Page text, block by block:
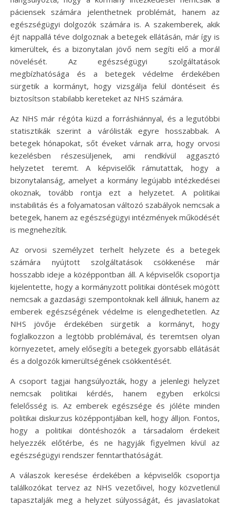
páciensek számára jelenthetnek problémát, hanem az
egészségügyi dolgozók számára is. A szakemberek, akik
éjt nappallá téve dolgoznak a betegek ellátásán, már így is
kimerültek, és a bizonytalan jövő nem segíti elő a morál
növelését. Az egészségügyi szolgáltatások
megbízhatósága és a betegek védelme érdekében
sürgetik a kormányt, hogy vizsgálja felül döntéseit és
biztosítson stabilabb kereteket az NHS számára.
Az NHS már régóta küzd a forráshiánnyal, és a legutóbbi
statisztikák szerint a várólisták egyre hosszabbak. A
betegek hónapokat, sőt éveket várnak arra, hogy orvosi
kezelésben részesüljenek, ami rendkívül aggasztó
helyzetet teremt. A képviselők rámutattak, hogy a
bizonytalanság, amelyet a kormány legújabb intézkedései
okoznak, tovább rontja ezt a helyzetet. A politikai
instabilitás és a folyamatosan változó szabályok nemcsak a
betegek, hanem az egészségügyi intézmények működését
is megnehezítik.
Az orvosi személyzet terhelt helyzete és a betegek
számára nyújtott szolgáltatások csökkenése már
hosszabb ideje a középpontban áll. A képviselők csoportja
kijelentette, hogy a kormányzott politikai döntések mögött
nemcsak a gazdasági szempontoknak kell állniuk, hanem az
emberek egészségének védelme is elengedhetetlen. Az
NHS jövője érdekében sürgetik a kormányt, hogy
foglalkozzon a legtöbb problémával, és teremtsen olyan
környezetet, amely elősegíti a betegek gyorsabb ellátását
és a dolgozók kimerültségének csökkentését.
A csoport tagjai hangsúlyozták, hogy a jelenlegi helyzet
nemcsak politikai kérdés, hanem egyben erkölcsi
felelősség is. Az emberek egészsége és jóléte minden
politikai diskurzus középpontjában kell, hogy álljon. Fontos,
hogy a politikai döntéshozók a társadalom érdekeit
helyezzék előtérbe, és ne hagyják figyelmen kívül az
egészségügyi rendszer fenntarthatóságát.
A válaszok keresése érdekében a képviselők csoportja
találkozókat tervez az NHS vezetőivel, hogy közvetlenül
tapasztalják meg a helyzet súlyosságát, és javaslatokat